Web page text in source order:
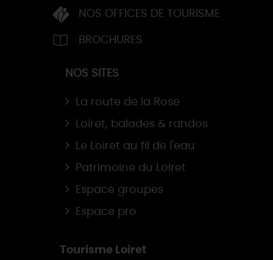
NOS OFFICES DE TOURISME
BROCHURES
NOS SITES
La route de la Rose
Loiret, balades & randos
Le Loiret au fil de l'eau
Patrimoine du Loiret
Espace groupes
Espace pro
Tourisme Loiret